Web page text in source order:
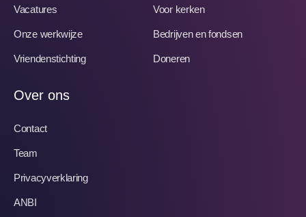
Vacatures
Onze werkwijze
Vriendenstichting
Voor kerken
Bedrijven en fondsen
Doneren
Over ons
Contact
Team
Privacyverklaring
ANBI